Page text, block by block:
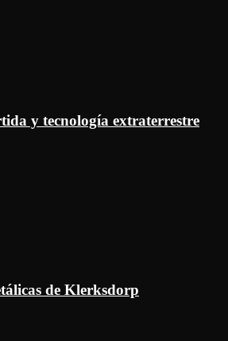
y tecnología extraterrestre
de Klerksdorp